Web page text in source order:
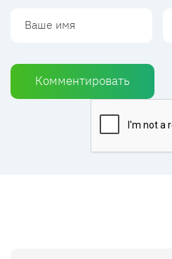
Комментировать